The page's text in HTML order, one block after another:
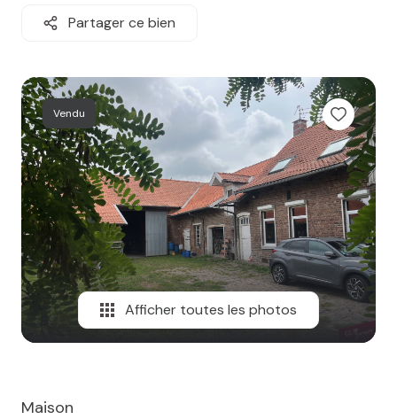
MES
ESTIMATION
ALERTE
MAIL
Partager ce bien
Vendu
Afficher toutes les photos
Maison